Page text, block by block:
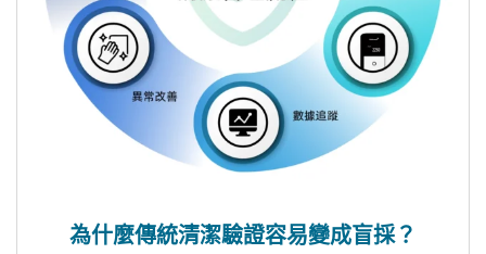
為什麼傳統清潔驗證容易變成盲採？